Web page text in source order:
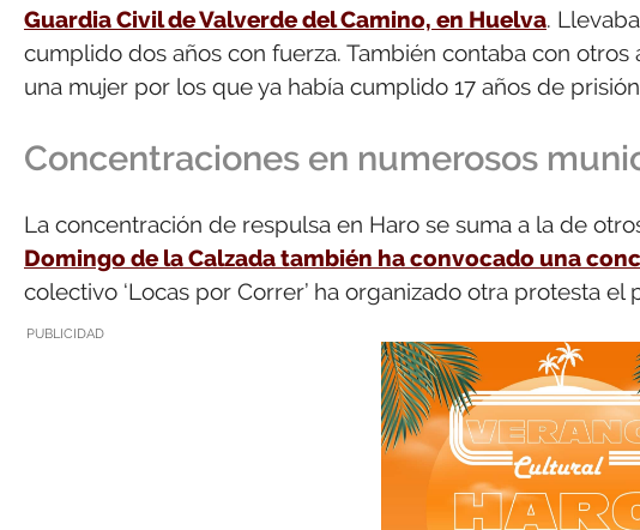
Guardia Civil de Valverde del Camino, en Huelva.
cumplido dos años con fuerza. También contaba con
una mujer por los que ya había cumplido 17 años de
Concentraciones en numerosos
La concentración de respulsa en Haro se suma a la de
Domingo de la Calzada también ha convocado una
colectivo ‘Locas por Correr’ ha organizado otra protesta
PUBLICIDAD